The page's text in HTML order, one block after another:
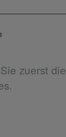
zuerst die